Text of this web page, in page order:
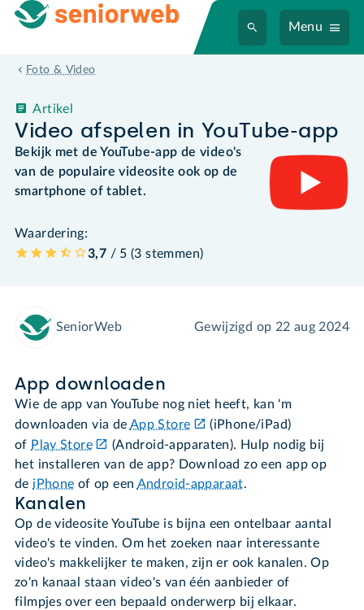
Menu
Foto & Video
Video afspelen in YouTube-app
Artikel
Bekijk met de YouTube-app de video's
van de populaire videosite ook op de
smartphone of tablet.
Waardering:
3,7 / 5 (3 stemmen)
SeniorWeb Gewijzigd op 22 aug 2024
App downloaden
Wie de app van YouTube nog niet heeft, kan 'm
downloadenvia de App Store
(iPhone/iPad)
of Play Store
(Android-apparaten). Hulp nodig bij
het installeren van de app? Download zo een app op
de iPhone of op een Android-apparaat.
Kanalen
Op de videosite YouTube is bijna een ontelbaar aantal
video's te vinden. Om het zoeken naar interessante
video's makkelijker te maken, zijn er ook kanalen. Op
zo'n kanaal staan video's van één aanbieder of
filmpjes over een bepaald onderwerp bij elkaar.